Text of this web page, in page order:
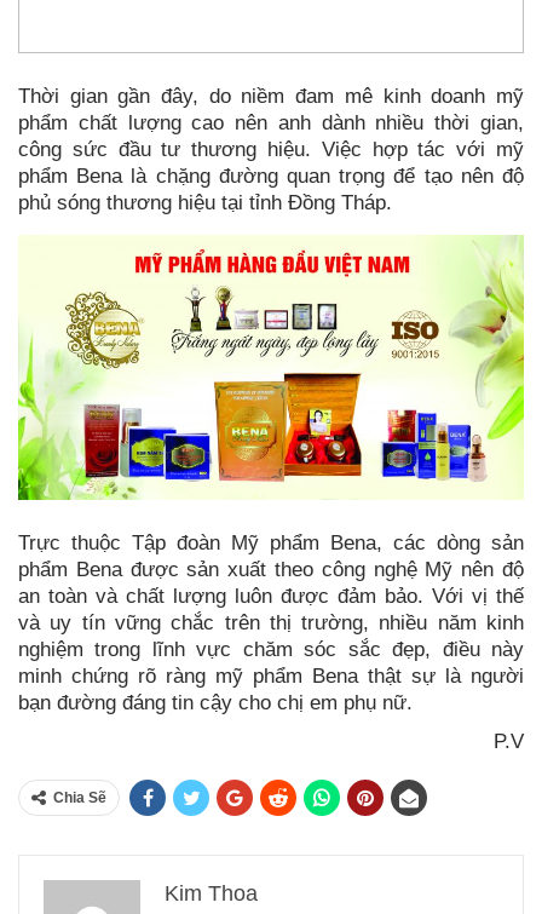
Thời gian gần đây, do niềm đam mê kinh doanh mỹ
phẩm chất lượng cao nên anh dành nhiều thời gian,
công sức đầu tư thương hiệu. Việc hợp tác với mỹ
phẩm Bena là chặng đường quan trọng để tạo nên độ
phủ sóng thương hiệu tại tỉnh Đồng Tháp.
Trực thuộc Tập đoàn Mỹ phẩm Bena, các dòng sản
phẩm Bena được sản xuất theo công nghệ Mỹ nên độ
an toàn và chất lượng luôn được đảm bảo. Với vị thế
và uy tín vững chắc trên thị trường, nhiều năm kinh
nghiệm trong lĩnh vực chăm sóc sắc đẹp, điều này
minh chứng rõ ràng mỹ phẩm Bena thật sự là người
bạn đường đáng tin cậy cho chị em phụ nữ.
P.V
Chia Sẽ
Kim Thoa